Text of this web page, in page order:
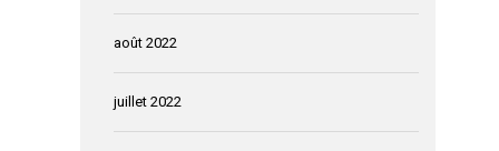
août 2022
juillet 2022